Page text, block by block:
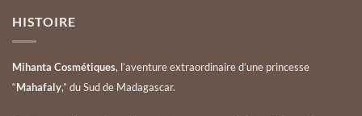
HISTOIRE
Mihanta Cosmétiques, l’aventure extraordinaire d’une princesse
“Mahafaly,” du Sud de Madagascar.